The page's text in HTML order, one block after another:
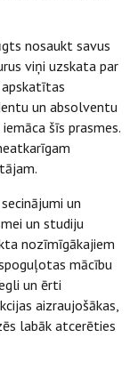
nosaukt savus
viņi uzskata par
un absolventu
šīs prasmes.
un
un studiju
nozīmīgākajiem
mācību
un ērti
aizraujošākas,
labāk atcerēties